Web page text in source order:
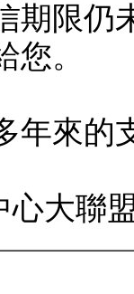
期限仍
。
年來的
心大